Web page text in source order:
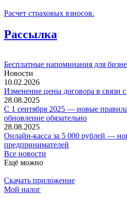
Расчет страховых взносов.
Рассылка
Бесплатные напоминания для
Новости
10.02.2026
Изменение цены договора в связи
28.08.2025
С 1 сентября 2025 — новые
обновление обязательно
28.08.2025
Онлайн-касса за 5 000 рублей —
предпринимателей
Все новости
Ещё можно
Скачать приложение
Мой налог